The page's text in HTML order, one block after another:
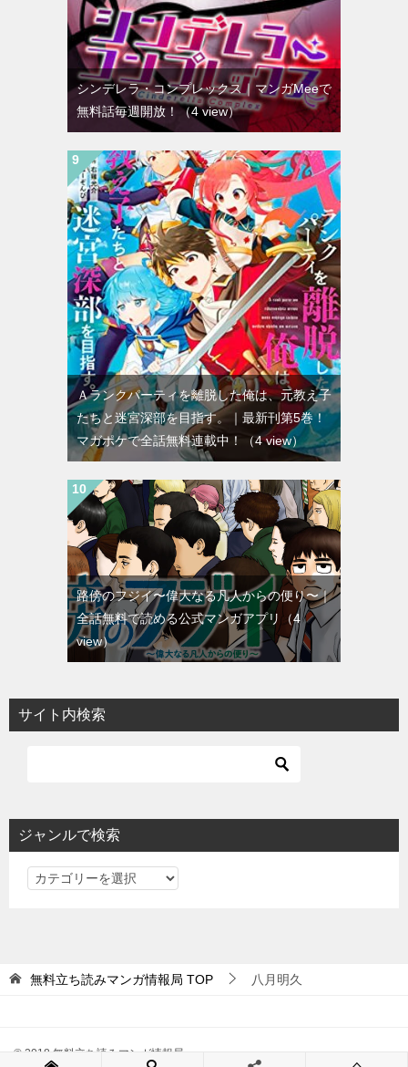
シンデレラ・コンプレックス｜マンガMeeで
無料話毎週開放！ （4 view）
Ａランクパーティを離脱した俺は、元教え子
たちと迷宮深部を目指す。｜最新刊第5巻！
マガポケで全話無料連載中！
（4 view）
路傍のフジイ〜偉大なる凡人からの便り〜｜
全話無料で読める公式マンガアプリ（4
view）
サイト内検索
ジャンルで検索
ジ
検
無料立ち読みマンガ情報局 TOP 八月明久
© 2018 無料立ち読みマンガ情報局